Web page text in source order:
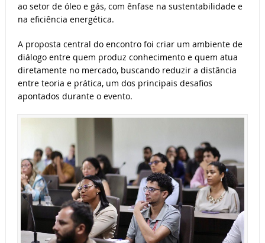
ao setor de óleo e gás, com ênfase na sustentabilidade e
na eficiência energética.
A proposta central do encontro foi criar um ambiente de
diálogo entre quem produz conhecimento e quem atua
diretamente no mercado, buscando reduzir a distância
entre teoria e prática, um dos principais desafios
apontados durante o evento.